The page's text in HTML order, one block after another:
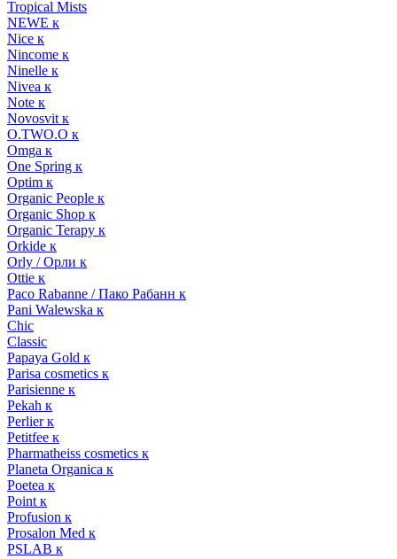
Tropical Mists
NEWE к
Nice к
Nincome к
Ninelle к
Nivea к
Note к
Novosvit к
O.TWO.O к
Omga к
One Spring к
Optim к
Organic People к
Organic Shop к
Organic Terapy к
Orkide к
Orly / Орли к
Ottie к
Paco Rabanne / Пако Рабанн к
Pani Walewska к
Chic
Classic
Papaya Gold к
Parisa cosmetics к
Parisienne к
Pekah к
Perlier к
Petitfee к
Pharmatheiss cosmetics к
Planeta Organica к
Poetea к
Point к
Profusion к
Prosalon Med к
PSLAB к